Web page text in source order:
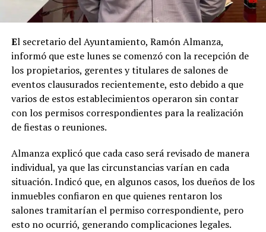
El secretario del Ayuntamiento, Ramón Almanza,
informó que este lunes se comenzó con la recepción de
los propietarios, gerentes y titulares de salones de
eventos clausurados recientemente, esto debido a que
varios de estos establecimientos operaron sin contar
con los permisos correspondientes para la realización
de fiestas o reuniones.
Almanza explicó que cada caso será revisado de manera
individual, ya que las circunstancias varían en cada
situación. Indicó que, en algunos casos, los dueños de los
inmuebles confiaron en que quienes rentaron los
salones tramitarían el permiso correspondiente, pero
esto no ocurrió, generando complicaciones legales.